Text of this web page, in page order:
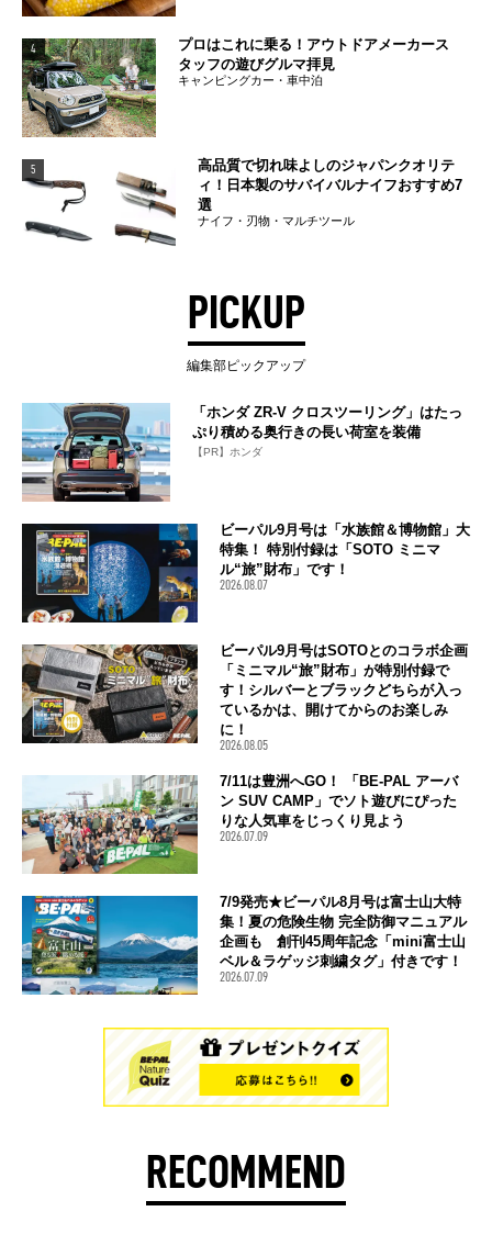
4
プロはこれに乗る！アウトドアメーカース
タッフの遊びグルマ拝見
キャンピングカー・車中泊
5
高品質で切れ味よしのジャパンクオリテ
ィ！日本製のサバイバルナイフおすすめ7
選
ナイフ・刃物・マルチツール
PICKUP
編集部ピックアップ
「ホンダ ZR-V クロスツーリング」はたっ
ぷり積める奥行きの長い荷室を装備
【PR】ホンダ
ビーパル9月号は「水族館＆博物館」大
特集！ 特別付録は「SOTO ミニマ
ル“旅”財布」です！
2026.08.07
ビーパル9月号はSOTOとのコラボ企画
「ミニマル“旅”財布」が特別付録で
す！シルバーとブラックどちらが入っ
ているかは、開けてからのお楽しみ
に！
2026.08.05
7/11は豊洲へGO！ 「BE-PAL アーバ
ン SUV CAMP」でソト遊びにぴった
りな人気車をじっくり見よう
2026.07.09
7/9発売★ビーパル8月号は富士山大特
集！夏の危険生物 完全防御マニュアル
企画も 創刊45周年記念「mini富士山
ベル＆ラゲッジ刺繍タグ」付きです！
2026.07.09
RECOMMEND